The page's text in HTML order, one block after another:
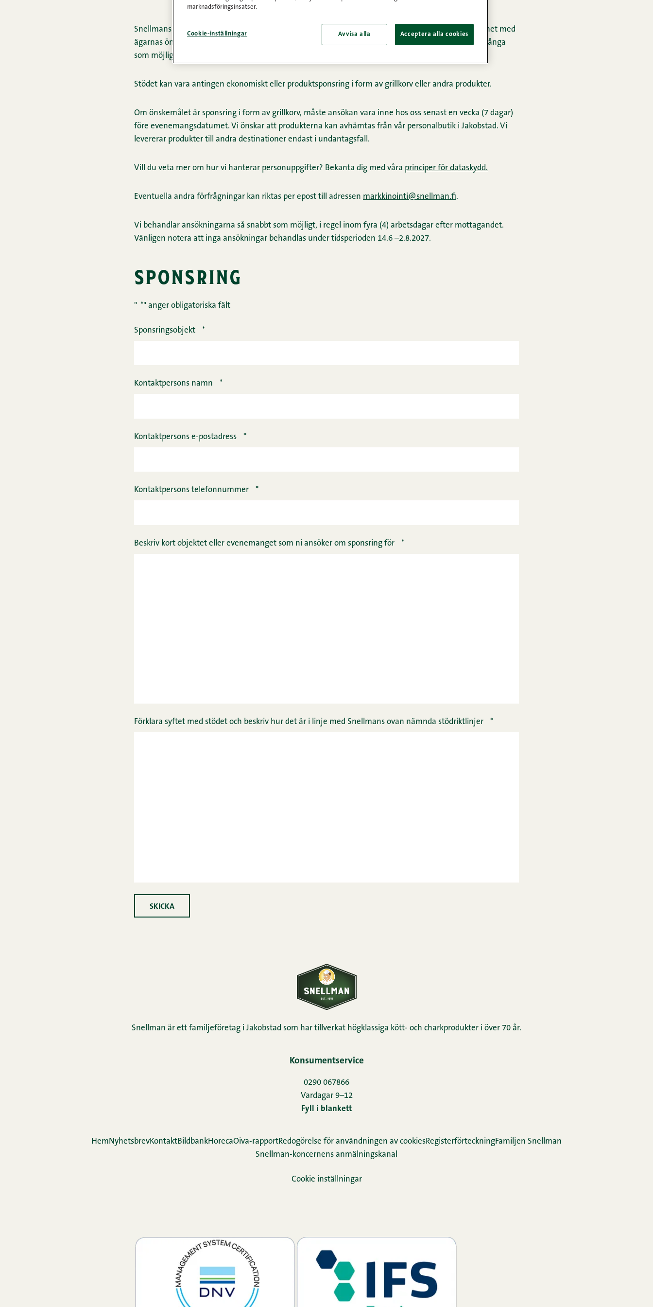
Snellmans Köttförädling understöder barns och ungdomars välbefinnande i vårt närområde, i enlighet med
ägarnas önskemål. Småskaliga understöd delas ut för att de budgeterade medlen ska räcka till så många
som möjligt.
Stödet kan vara antingen ekonomiskt eller produktsponsring i form av grillkorv eller andra produkter.
Om önskemålet är sponsring i form av grillkorv, måste ansökan vara inne hos oss senast en vecka (7 dagar)
före evenemangsdatumet. Vi önskar att produkterna kan avhämtas från vår personalbutik i Jakobstad. Vi
levererar produkter till andra destinationer endast i undantagsfall.
Vill du veta mer om hur vi hanterar personuppgifter? Bekanta dig med våra principer för dataskydd.
Eventuella andra förfrågningar kan riktas per epost till adressen markkinointi@snellman.fi.
Vi behandlar ansökningarna så snabbt som möjligt, i regel inom fyra (4) arbetsdagar efter mottagandet.
Vänligen notera att inga ansökningar behandlas under tidsperioden 14.6 –2.8.2027.
sponsring
" *" anger obligatoriska fält
Sponsringsobjekt *
Kontaktpersons namn *
Kontaktpersons e-postadress *
Kontaktpersons telefonnummer *
Beskriv kort objektet eller evenemanget som ni ansöker om sponsring för *
Förklara syftet med stödet och beskriv hur det är i linje med Snellmans ovan nämnda stödriktlinjer *
SKICKA
Snellman är ett familjeföretag i Jakobstad som har tillverkat högklassiga kött- och charkprodukter i över 70 år.
Konsumentservice
0290 067866
Vardagar 9–12
Fyll i blankett
HemNyhetsbrevKontaktBildbankHorecaOiva-rapportRedogörelse för användningen av cookiesRe­gis­ter­för­teck­ningFamiljen Snellman
Snellman-koncernens anmälningskanal
Cookie inställningar
marknadsföringsinsatser.
Cookie-inställningar Avvisa alla Acceptera alla cookies